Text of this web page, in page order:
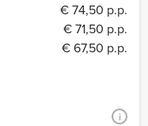
€ 74,50 p.p.
€ 71,50 p.p.
€ 67,50 p.p.
i